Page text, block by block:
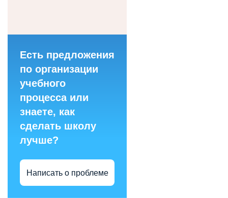
Есть предложения
по организации
учебного
процесса или
знаете, как
сделать школу
лучше?
Написать о проблеме